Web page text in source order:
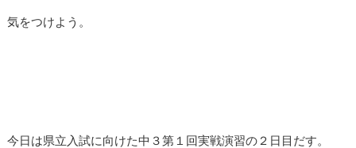
気をつけよう。
今日は県立入試に向けた中３第１回実戦演習の２日目だす。